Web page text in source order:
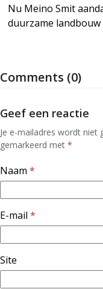
Nu Meino Smit
duurzame landbouw
Comments (0)
Geef een reactie
Je e-mailadres wordt niet
gemarkeerd met *
Naam *
E-mail *
Site